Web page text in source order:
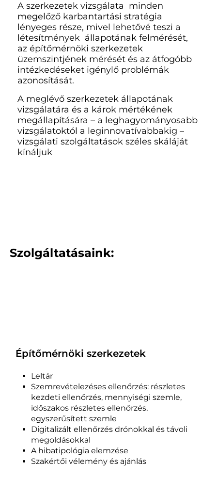
A szerkezetek vizsgálata minden
megelőző karbantartási stratégia
lényeges része, mivel lehetővé teszi a
létesítmények állapotának felmérését,
az építőmérnöki szerkezetek
üzemszintjének mérését és az átfogóbb
intézkedéseket igénylő problémák
azonosítását.
A meglévő szerkezetek állapotának
vizsgálatára és a károk mértékének
megállapítására – a leghagyományosabb
vizsgálatoktól a leginnovatívabbakig –
vizsgálati szolgáltatások széles skáláját
kínáljuk
Szolgáltatásaink:
Építőmérnöki szerkezetek
Leltár
Szemrevételezéses ellenőrzés: részletes
kezdeti ellenőrzés, mennyiségi szemle,
időszakos részletes ellenőrzés,
egyszerűsített szemle
Digitalizált ellenőrzés drónokkal és távoli
megoldásokkal
A hibatipológia elemzése
Szakértői vélemény és ajánlás